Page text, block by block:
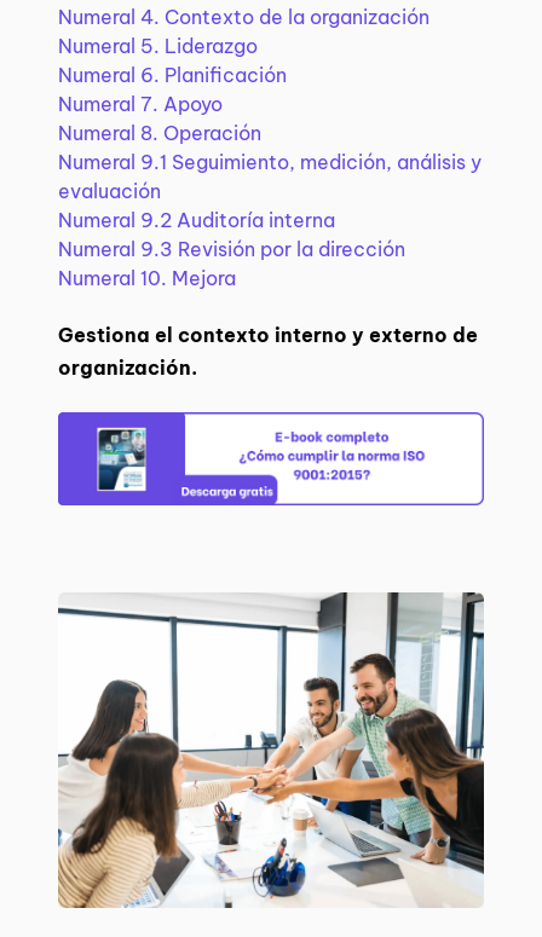
Numeral 4. Contexto de la organización
Numeral 5. Liderazgo
Numeral 6. Planificación
Numeral 7. Apoyo
Numeral 8. Operación
Numeral 9.1 Seguimiento, medición, análisis y
evaluación
Numeral 9.2 Auditoría interna
Numeral 9.3 Revisión por la dirección
Numeral 10. Mejora
Gestiona el contexto interno y externo de
organización.